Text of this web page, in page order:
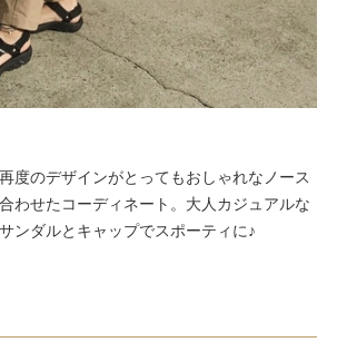
度のデザインがとってもおしゃれなノース
わせたコーディネート。大人カジュアルな
ンダルとキャップでスポーティに♪